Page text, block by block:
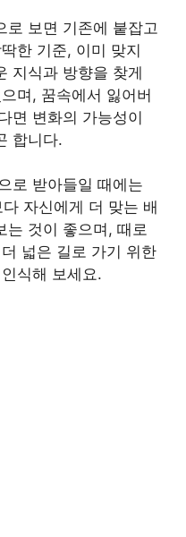
로 보면 기존에 붙잡고
한 기준, 이미 맞지
지식과 방향을 찾게
며, 꿈속에서 잃어버
면 변화의 가능성이
합니다.
로 받아들일 때에는
자신에게 더 맞는 배
는 것이 좋으며, 때로
넓은 길로 가기 위한
식해 보세요.